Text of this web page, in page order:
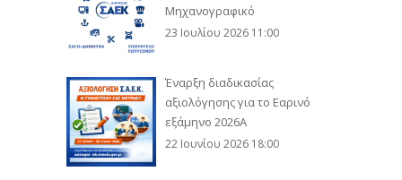
Μηχανογραφικό
23 Ιουλίου 2026 11:00
Έναρξη διαδικασίας
αξιολόγησης για το Εαρινό
εξάμηνο 2026Α
22 Ιουνίου 2026 18:00